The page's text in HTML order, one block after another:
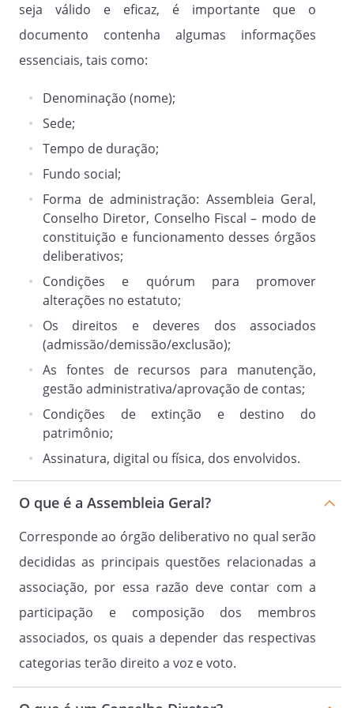
(ii) Concordar com o presente Estatuto e
(iii) Ter idoneidade moral;
assumir o compromisso de honrar
pontualmente com as contribuições
Artigo 8º.
São deveres dos Associados:
Cumprir e fazer cumprir o presente
da Assembleia Geral, zelar pelo bom
nome da Associação, defender o
patrimônio e os interesses da
Associação, comparecer por ocasião das
eleições, votar por ocasião das eleições,
denunciar qualquer irregularidade
a Assembleia Geral tome providências.
Paragráfo Único.
É dever do associado contribuinte
honrar, pontualmente, com as
contribuições associativas.
Artigo 9º.
São direitos dos associados, desde que
estejam quites e suas obrigações sociais
votar e ser votado para qualquer cargo
da Diretoria Executiva ou do Conselho
Fiscal, na forma prevista neste estatuto,
seja válido e eficaz, é importante que o
documento contenha algumas informações
essenciais, tais como:
Denominação (nome);
Sede;
Tempo de duração;
Fundo social;
Forma de administração: Assembleia Geral,
Conselho Diretor, Conselho Fiscal – modo de
constituição e funcionamento desses órgãos
deliberativos;
Condições e quórum para promover
alterações no estatuto;
Os direitos e deveres dos associados
(admissão/demissão/exclusão);
As fontes de recursos para manutenção,
gestão administrativa/aprovação de contas;
Condições de extinção e destino do
patrimônio;
Assinatura, digital ou física, dos envolvidos.
O que é a Assembleia Geral?
Corresponde ao órgão deliberativo no qual serão
decididas as principais questões relacionadas a
associação, por essa razão deve contar com a
participação e composição dos membros
associados, os quais a depender das respectivas
categorias terão direito a voz e voto.